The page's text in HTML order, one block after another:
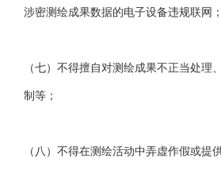
涉密测绘成果数据的电子设备违规联网；
（七）不得擅自对测绘成果不正当处理
制等；
（八）不得在测绘活动中弄虚作假或提